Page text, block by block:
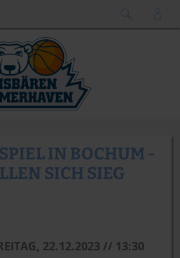
IN BOCHUM -
SICH SIEG
22.12.2023 // 13:30